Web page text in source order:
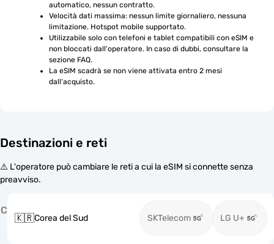
automatico, nessun contratto.
Velocità dati massima: nessun limite giornaliero, nessuna
limitazione. Hotspot mobile supportato.
Utilizzabile solo con telefoni e tablet compatibili con eSIM e
non bloccati dall'operatore. In caso di dubbi, consultare la
sezione FAQ.
La eSIM scadrà se non viene attivata entro 2 mesi
dall'acquisto.
Destinazioni e reti
⚠️ L'operatore può cambiare le reti a cui la eSIM si connette senza
preavviso.
C
🇰🇷Corea del Sud SKTelecom LG U+